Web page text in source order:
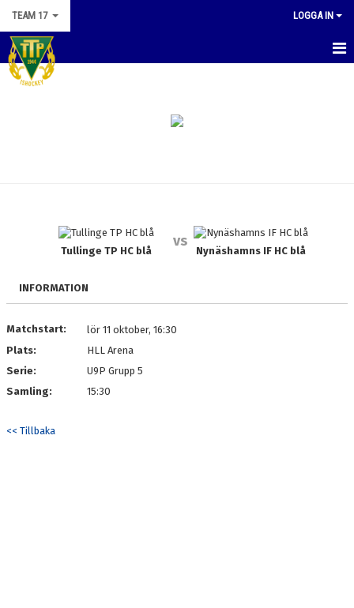
TEAM 17 LOGGA IN
HEM
BILDGALLERI
DOKUMENT
Tullinge TP HC blå
vs
Nynäshamns IF HC blå
INFORMATION
Matchstart:
lör 11 oktober, 16:30
Plats:
HLL Arena
Serie:
U9P Grupp 5
Samling:
15:30
<< Tillbaka